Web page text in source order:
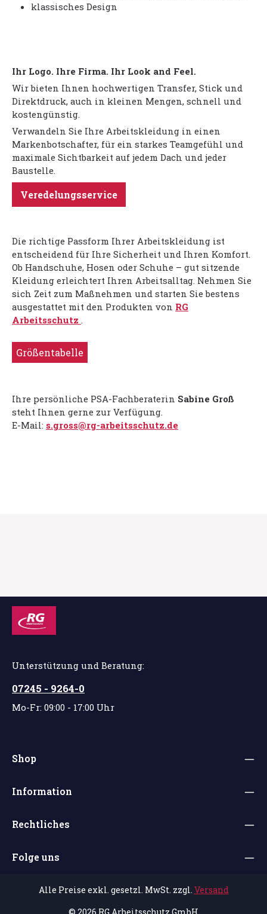
klassisches Design
Ihr Logo. Ihre Firma. Ihr Look and Feel.
Wir bieten Ihnen hochwertigen Transfer, Stick und
Direktdruck, auch in kleinen Mengen, schnell und
kostengünstig.
Verwandeln Sie Ihre Arbeitskleidung in einen
Markenbotschafter, für ein starkes Teamgefühl und
maximale Sichtbarkeit auf jedem Dach und jeder
Baustelle.
Veredelungsservice
Die richtige Passform Ihrer Arbeitskleidung ist
entscheidend für Ihre Sicherheit und Ihren Komfort.
Ob Handschuhe, Hosen oder Schuhe – gut sitzende
Kleidung erleichtert Ihren Arbeitsalltag. Nehmen Sie
sich Zeit zum Maßnehmen und starten Sie bestens
ausgestattet mit den Produkten von RG
Arbeitsschutz .
Größentabelle
Ihre persönliche PSA-Fachberaterin Sabine Groß
steht Ihnen gerne zur Verfügung.
E-Mail: s.gross@rg-arbeitsschutz.de
Unterstützung und Beratung:
07245 - 9264-0
Mo-Fr: 09:00 - 17:00 Uhr
Shop
Information
Rechtliches
Folge uns
Alle Preise exkl. gesetzl. MwSt. zzgl. Versand